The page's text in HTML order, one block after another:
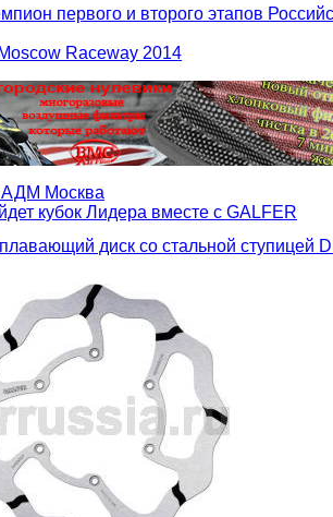
первого и второго этапов
Raceway 2014
АДМ Москва
кубок Лидера вместе с GALFER
диск со стальной ступицей